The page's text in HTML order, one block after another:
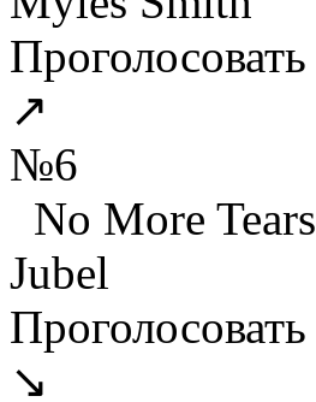
Проголосовать
↗
№6
No More Tears
Jubel
Проголосовать
↘